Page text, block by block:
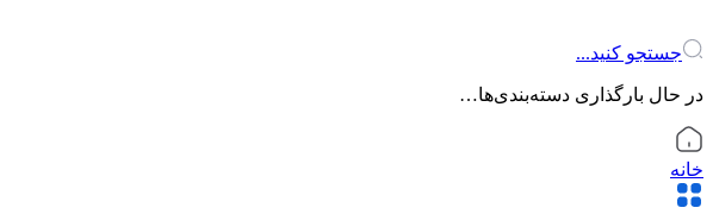
جستجو کنید...
در حال بارگذاری دسته‌بندی‌ها…
خانه